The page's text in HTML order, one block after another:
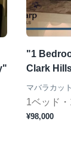
"1
Clark
マバラカット
1ベッド
¥98,000